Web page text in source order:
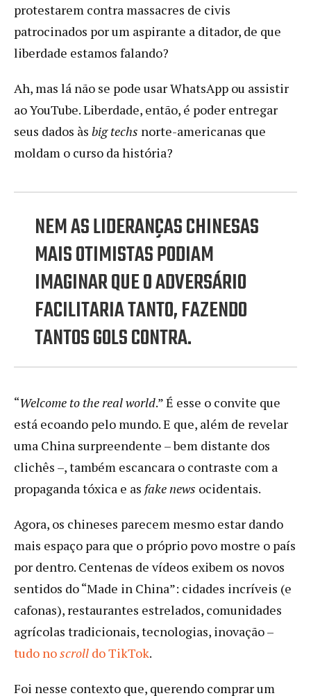
protestarem contra massacres de civis
patrocinados por um aspirante a ditador, de que
liberdade estamos falando?
Ah, mas lá não se pode usar WhatsApp ou assistir
ao YouTube. Liberdade, então, é poder entregar
seus dados às big techs norte-americanas que
moldam o curso da história?
NEM AS LIDERANÇAS CHINESAS
MAIS OTIMISTAS PODIAM
IMAGINAR QUE O ADVERSÁRIO
FACILITARIA TANTO, FAZENDO
TANTOS GOLS CONTRA.
“Welcome to the real world.” É esse o convite que
está ecoando pelo mundo. E que, além de revelar
uma China surpreendente – bem distante dos
clichês –, também escancara o contraste com a
propaganda tóxica e as fake news ocidentais.
Agora, os chineses parecem mesmo estar dando
mais espaço para que o próprio povo mostre o país
por dentro. Centenas de vídeos exibem os novos
sentidos do “Made in China”: cidades incríveis (e
cafonas), restaurantes estrelados, comunidades
agrícolas tradicionais, tecnologias, inovação –
tudo noscroll do TikTok.
Foi nesse contexto que, querendo comprar um